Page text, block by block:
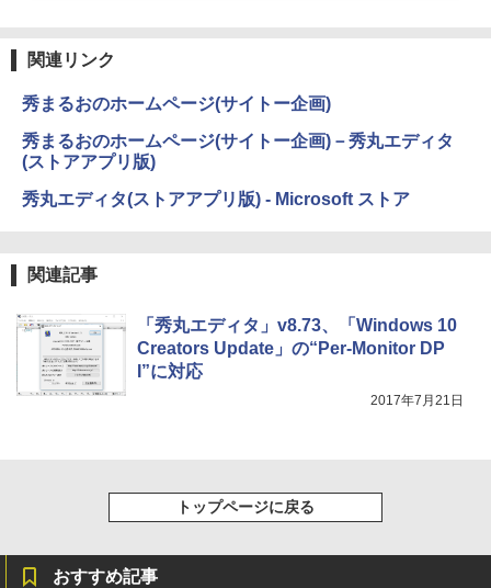
Amazon Kindle Colorsoft | 16GBストレ
ージ、防水、7インチカラーディスプレ
売)
11インチカラーディスプレイ、64GBスト
レージ、ノート機能搭載、明るさ自動調
整、色調調節ライト、プレミアムペン付
き、グラファイト
関連リンク
秀まるおのホームページ(サイトー企画)
秀まるおのホームページ(サイトー企画)－秀丸エディタ
(ストアアプリ版)
秀丸エディタ(ストアアプリ版) - Microsoft ストア
関連記事
「秀丸エディタ」v8.73、「Windows 10
Creators Update」の“Per-Monitor DP
I”に対応
2017年7月21日
トップページに戻る
おすすめ記事